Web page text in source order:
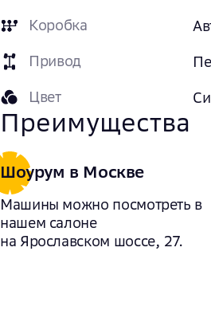
Коробка
Привод
Цвет
Преимущества
Шоурум в Москве
Машины можно посмотреть в
нашем салоне
на Ярославском шоссе, 27.